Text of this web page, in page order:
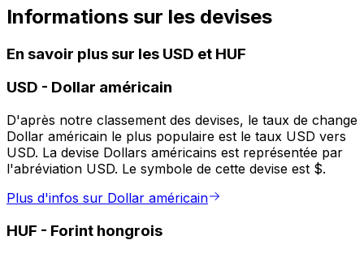
Informations sur les devises
En savoir plus sur les USD et HUF
USD - Dollar américain
D'après notre classement des devises, le taux de change
Dollar américain le plus populaire est le taux USD vers
USD. La devise Dollars américains est représentée par
l'abréviation USD. Le symbole de cette devise est $.
Plus d'infos sur Dollar américain
HUF - Forint hongrois